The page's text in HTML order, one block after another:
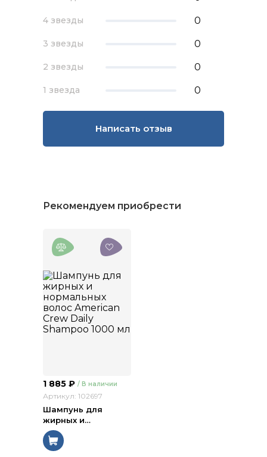
4 звезды 0
3 звезды 0
2 звезды 0
1 звезда 0
Написать отзыв
Рекомендуем приобрести
1 885 ₽ / В наличии
Артикул: 102697
Шампунь для
жирных и…